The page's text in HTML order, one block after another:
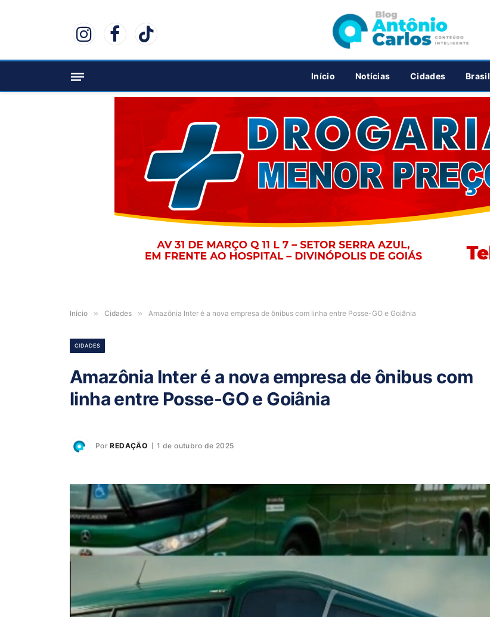
InstagramFacebookTikTok
Início Notícias Cidades Brasil
PUBLICIDADE
Início » Cidades » Amazônia Inter é a nova empresa de ônibus com linha entre Posse-GO e Goiânia
CIDADES
Amazônia Inter é a nova empresa de ônibus com
linha entre Posse-GO e Goiânia
Por REDAÇÃO 1 de outubro de 2025